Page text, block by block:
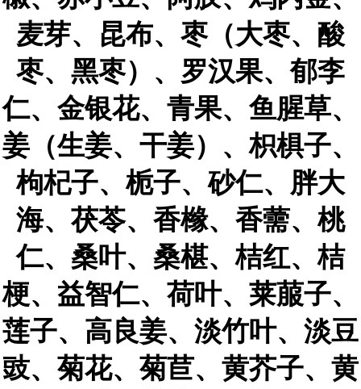
麦芽、昆布、枣（大枣、酸
枣、黑枣）、罗汉果、郁李
仁、金银花、青果、鱼腥草、
姜（生姜、干姜）、枳椇子、
枸杞子、栀子、砂仁、胖大
海、茯苓、香橼、香薷、桃
仁、桑叶、桑椹、桔红、桔
梗、益智仁、荷叶、莱菔子、
莲子、高良姜、淡竹叶、淡豆
豉、菊花、菊苣、黄芥子、黄